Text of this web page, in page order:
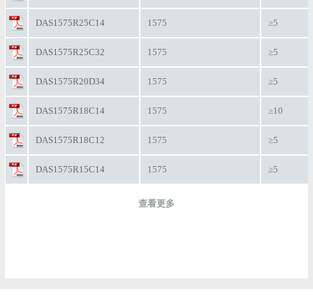
DAS1575R25C14 1575 ≥5
DAS1575R25C32 1575 ≥5
DAS1575R20D34 1575 ≥5
DAS1575R18C14 1575 ≥10
DAS1575R18C12 1575 ≥5
DAS1575R15C14 1575 ≥5
查看更多